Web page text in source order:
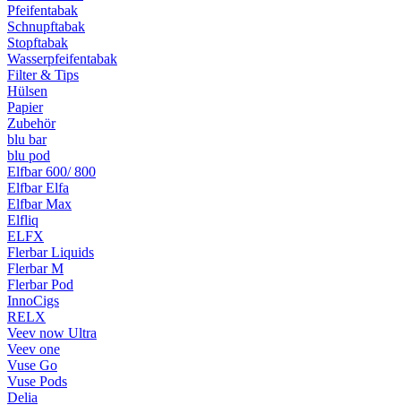
Pfeifentabak
Schnupftabak
Stopftabak
Wasserpfeifentabak
Filter & Tips
Hülsen
Papier
Zubehör
blu bar
blu pod
Elfbar 600/ 800
Elfbar Elfa
Elfbar Max
Elfliq
ELFX
Flerbar Liquids
Flerbar M
Flerbar Pod
InnoCigs
RELX
Veev now Ultra
Veev one
Vuse Go
Vuse Pods
Delia